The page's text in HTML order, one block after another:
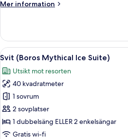
Mer information
Mer
(Katmandu
Room)
Öppna
alla
foton
för
Svit
(Boros
Mythical
Ice
Ett
6
Svit (Boros Mythical Ice Suite)
Utsikt mot resorten
40 kvadratmeter
1 sovrum
2 sovplatser
1 dubbelsäng ELLER 2 enkelsängar
Gratis wi-fi